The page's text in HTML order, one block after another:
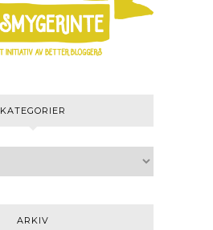
KATEGORIER
ARKIV